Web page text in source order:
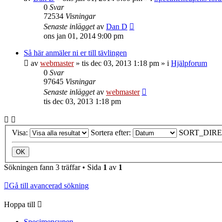
0 Svar
72534 Visningar
Senaste inläggetav Dan D
ons jan 01, 2014 9:00 pm
Så här anmäler ni er till tävlingen
av webmaster» tis dec 03, 2013 1:18 pm » i Hjälpforum
0 Svar
97645 Visningar
Senaste inläggetav webmaster
tis dec 03, 2013 1:18 pm
Visa: Sortera efter:
Sökningen fann 3 träffar • Sida 1 av 1
Gå till avancerad sökning
Hoppa till